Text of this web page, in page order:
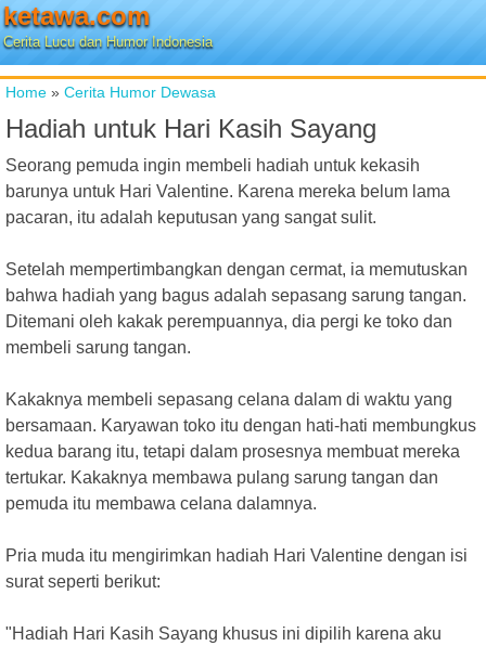
ketawa.com
Cerita Lucu dan Humor Indonesia
Home » Cerita Humor Dewasa
Hadiah untuk Hari Kasih Sayang
Seorang pemuda ingin membeli hadiah untuk kekasih
barunya untuk Hari Valentine. Karena mereka belum lama
pacaran, itu adalah keputusan yang sangat sulit.
Setelah mempertimbangkan dengan cermat, ia memutuskan
bahwa hadiah yang bagus adalah sepasang sarung tangan.
Ditemani oleh kakak perempuannya, dia pergi ke toko dan
membeli sarung tangan.
Kakaknya membeli sepasang celana dalam di waktu yang
bersamaan. Karyawan toko itu dengan hati-hati membungkus
kedua barang itu, tetapi dalam prosesnya membuat mereka
tertukar. Kakaknya membawa pulang sarung tangan dan
pemuda itu membawa celana dalamnya.
Pria muda itu mengirimkan hadiah Hari Valentine dengan isi
surat seperti berikut:
"Hadiah Hari Kasih Sayang khusus ini dipilih karena aku